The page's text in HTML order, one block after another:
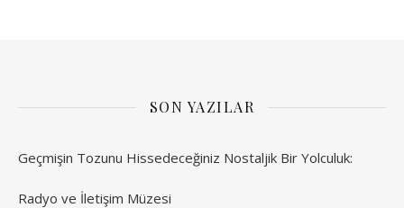
SON YAZILAR
Geçmişin Tozunu Hissedeceğiniz Nostaljik Bir Yolculuk:
Radyo ve İletişim Müzesi